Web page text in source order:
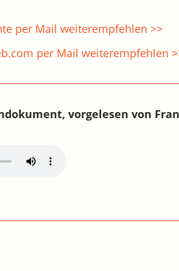
per Mail weiterempfehlen >>
per Mail weiterempfehlen
vorgelesen von